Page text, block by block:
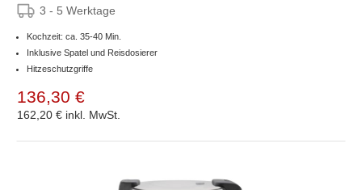
3 - 5 Werktage
Kochzeit: ca. 35-40 Min.
Inklusive Spatel und Reisdosierer
Hitzeschutzgriffe
136,30 €
162,20 € inkl. MwSt.